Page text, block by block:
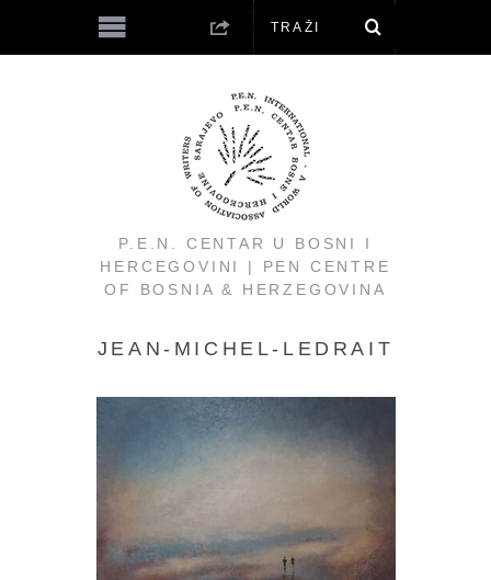
P.E.N. CENTAR U BOSNI I
HERCEGOVINI | PEN CENTRE
OF BOSNIA & HERZEGOVINA
JEAN-MICHEL-LEDRAIT